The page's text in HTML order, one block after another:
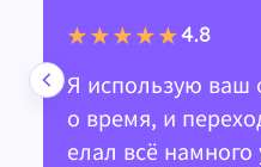
★★★★★4.8
Я использую ваш
о время, и
елал всё